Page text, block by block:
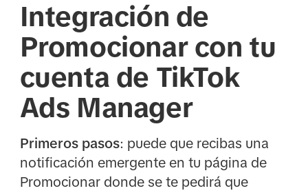
Integración de
Promocionar con tu
cuenta de TikTok
Ads Manager
Primeros pasos: puede que recibas una
notificación emergente en tu página de
Promocionar donde se te pedirá que